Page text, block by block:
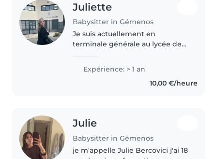
Juliette
Babysitter in Gémenos
Je suis actuellement en
terminale générale au lycée de
du baby-sitting de manière
ponctuel et j'ai des animaux
depuis petite je suis très
Expérience: > 1 an
10,00 €/heure
Julie
Babysitter in Gémenos
je m'appelle Julie Bercovici j'ai 18